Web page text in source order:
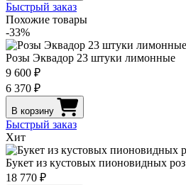
Быстрый заказ
Похожие товары
-33%
Розы Эквадор 23 штуки лимонные
9 600 ₽
6 370 ₽
В корзину
Быстрый заказ
Хит
Букет из кустовых пионовидных роз
18 770 ₽